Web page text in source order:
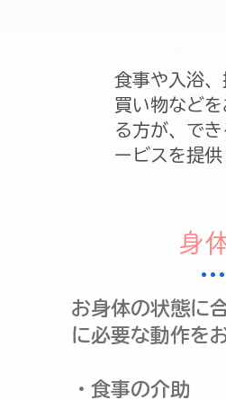
食事や入浴
買い物など
る方が、で
ービスを提供
身
お身体の状態に
に必要な動作を
・食事の介助